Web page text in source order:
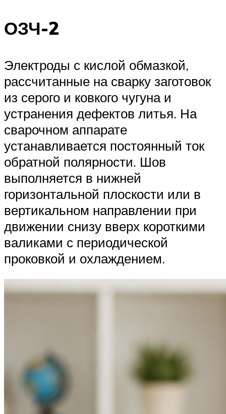
ОЗЧ-2
Электроды с кислой обмазкой,
рассчитанные на сварку заготовок
из серого и ковкого чугуна и
устранения дефектов литья. На
сварочном аппарате
устанавливается постоянный ток
обратной полярности. Шов
выполняется в нижней
горизонтальной плоскости или в
вертикальном направлении при
движении снизу вверх короткими
валиками с периодической
проковкой и охлаждением.